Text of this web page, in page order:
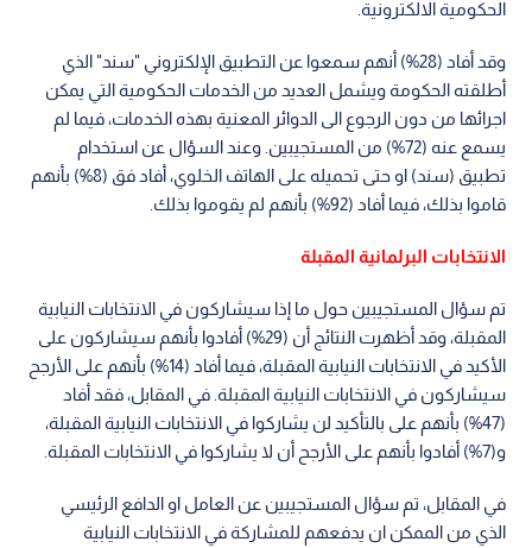
الحكومية الالكترونية.
وقد أفاد (28%) أنهم سمعوا عن التطبيق الإلكتروني "سند" الذي
أطلقته الحكومة ويشمل العديد من الخدمات الحكومية التي يمكن
اجرائها من دون الرجوع الى الدوائر المعنية بهذه الخدمات، فيما لم
يسمع عنه (72%) من المستجيبين. وعند السؤال عن استخدام
تطبيق (سند) او حتى تحميله على الهاتف الخلوي، أفاد فق (8%) بأنهم
قاموا بذلك، فيما أفاد (92%) بأنهم لم يقوموا بذلك.
الانتخابات البرلمانية المقبلة
تم سؤال المستجيبين حول ما إذا سيشاركون في الانتخابات النيابية
المقبلة، وقد أظهرت النتائج أن (29%) أفادوا بأنهم سيشاركون على
الأكيد في الانتخابات النيابية المقبلة، فيما أفاد (14%) بأنهم على الأرجح
سيشاركون في الانتخابات النيابية المقبلة. في المقابل، فقد أفاد
(47%) بأنهم على بالتأكيد لن يشاركوا في الانتخابات النيابية المقبلة،
و(7%) أفادوا بأنهم على الأرجح أن لا يشاركوا في الانتخابات المقبلة.
في المقابل، تم سؤال المستجيبين عن العامل او الدافع الرئيسي
الذي من الممكن ان يدفعهم للمشاركة في الانتخابات النيابية